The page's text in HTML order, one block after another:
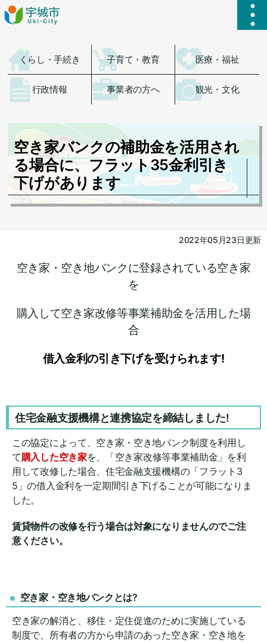
ハ
くらし・手続き 子育て・教育 医療・福祉
行政情報 事業者の方へ 観光・文化
空き家バンクの補助金を活用され
る場合に、フラット35金利引き
下げがあります
2022年05月23日更新
空き家・空き地バンクに登録されている空き家
を
購入して空き家改修等事業補助金を活用した場
合
借入金利の引き下げを受けられます!
住宅金融支援機構と連携協定を締結しました!
この協定によって、空き家・空き地バンク制度を利用し
て購入した空き家を、「空き家改修等事業補助金」を利
用して改修した場合、住宅金融支援機構の「フラット3
5」の借入金利を一定期間引き下げることが可能になりま
した。
賃貸物件の改修を行う場合は対象になりませんのでご注
意ください。
空き家・空き地バンクとは?
空き家の解消と、移住・定住促進のために実施している
制度で、所有者の方から申請のあった空き家・空き地を